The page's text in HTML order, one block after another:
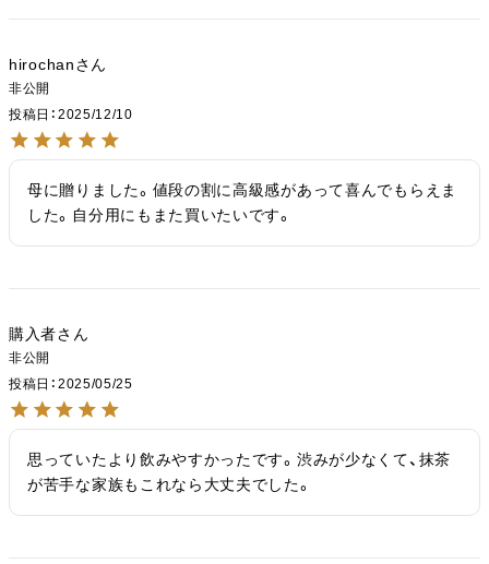
hirochan
非公開
投稿日
2025/12/10
母に贈りました。値段の割に高級感があって喜んでもらえま
した。自分用にもまた買いたいです。
購入者
非公開
投稿日
2025/05/25
思っていたより飲みやすかったです。渋みが少なくて、抹茶
が苦手な家族もこれなら大丈夫でした。